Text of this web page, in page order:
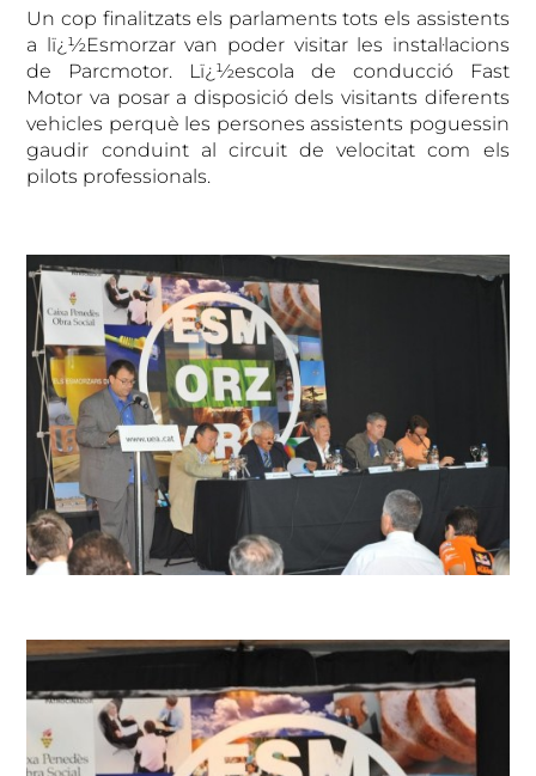
Un cop finalitzats els parlaments tots els assistents
a lï¿½Esmorzar van poder visitar les instal·lacions
de Parcmotor. Lï¿½escola de conducció Fast
Motor va posar a disposició dels visitants diferents
vehicles perquè les persones assistents poguessin
gaudir conduint al circuit de velocitat com els
pilots professionals.